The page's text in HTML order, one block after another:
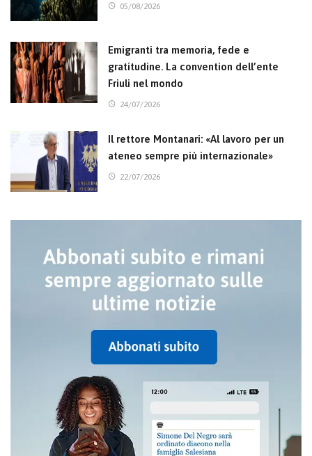
05/08/2026
Emigranti tra memoria, fede e
gratitudine. La convention dell’ente
Friuli nel mondo
24/07/2026
Il rettore Montanari: «Al lavoro per un
ateneo sempre più internazionale»
22/07/2026